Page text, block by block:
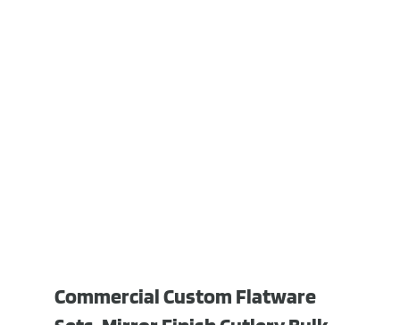
Commercial Custom Flatware